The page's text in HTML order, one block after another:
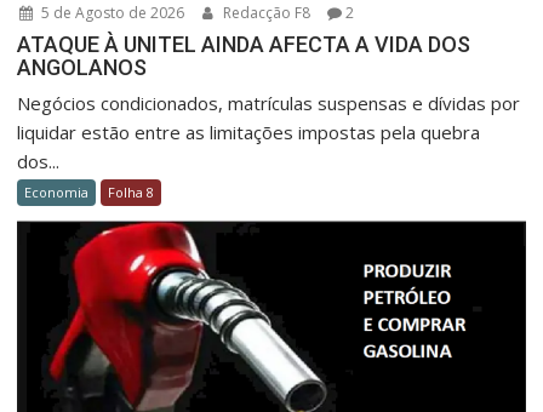
5 de Agosto de 2026 Redacção F8 2
ATAQUE À UNITEL AINDA AFECTA A VIDA DOS
ANGOLANOS
Negócios condicionados, matrículas suspensas e dívidas por
liquidar estão entre as limitações impostas pela quebra
dos...
Economia Folha 8